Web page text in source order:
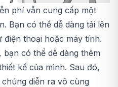
phí vẫn cung cấp một
Bạn có thể dễ dàng tải lên
thoại hoặc máy tính.
có thể dễ dàng thêm
kế của mình. Sau đó,
diễn ra vô cùng